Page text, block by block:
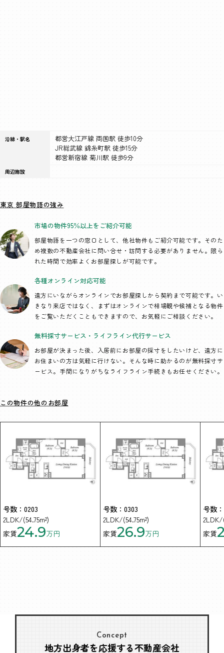
沿線・駅名
都営大江戸線 両国駅 徒歩10分
JR総武線 錦糸町駅 徒歩15分
都営新宿線 菊川駅 徒歩9分
周辺施設
東京 部屋物語の強み
市場の物件95％以上を ご紹介可能
部屋物語を一つの窓口として、他社物件もご紹介可能です。そのた
め複数の不動産会社に問い合せ・訪問する必要がありません。限ら
れた時間で効率よくお部屋探しが可能です。
各種オンライン対応可能
遠方にいながらオンラインでお部屋探しから契約まで可能です。い
きなり来店ではなく、まずはオンラインで相場観や候補となる物件
をご覧いただくこともできますので、お気軽にご相談ください。
無料採寸サービス・ ライフライン代行サービス
お部屋が決まった後、入居前にお部屋の採寸をしたいけど、遠方に
お住まいの方は気軽に行けない。そんな時に助かるのが無料採寸サ
ービス。手間になりがちなライフライン手続きもお任せください。
この物件の他のお部屋
号数：0203
2LDK/(54.75m²)
家賃24.9万円
号数：0303
2LDK/(54.75m²)
家賃26.9万円
号数
2LDK/
家賃
Concept
地方出身者を応援する不動産会社